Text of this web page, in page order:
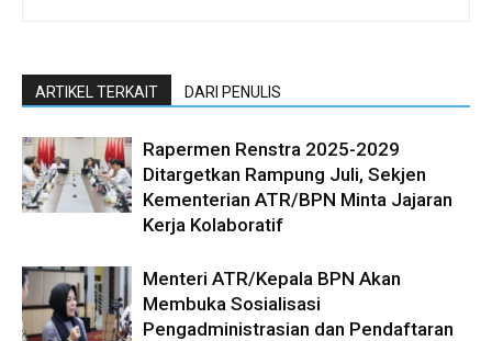
ARTIKEL TERKAIT DARI PENULIS
Rapermen Renstra 2025-2029
Ditargetkan Rampung Juli, Sekjen
Kementerian ATR/BPN Minta Jajaran
Kerja Kolaboratif
Menteri ATR/Kepala BPN Akan
Membuka Sosialisasi
Pengadministrasian dan Pendaftaran